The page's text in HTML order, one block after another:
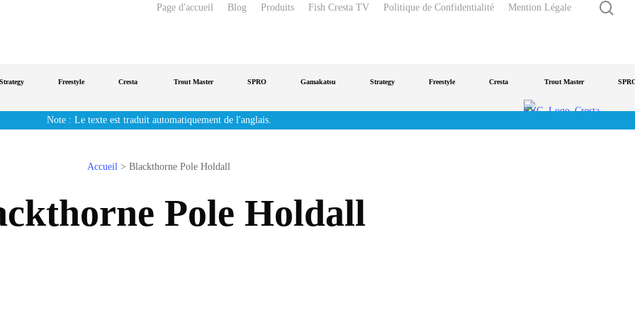
Page d'accueil Blog Produits Fish Cresta TV Politique de Confidentialité Mention Légale
Freestyle Cresta Trout Master SPRO Gamakatsu Strategy Freestyle Cresta Trout Master SPRO
Note : Le texte est traduit automatiquement de l'anglais.
Accueil > Blackthorne Pole Holdall
Pole Holdall